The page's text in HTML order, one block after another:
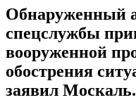
Обнаруженный
спецслужбы
вооруженной
обострения
заявил Москаль.